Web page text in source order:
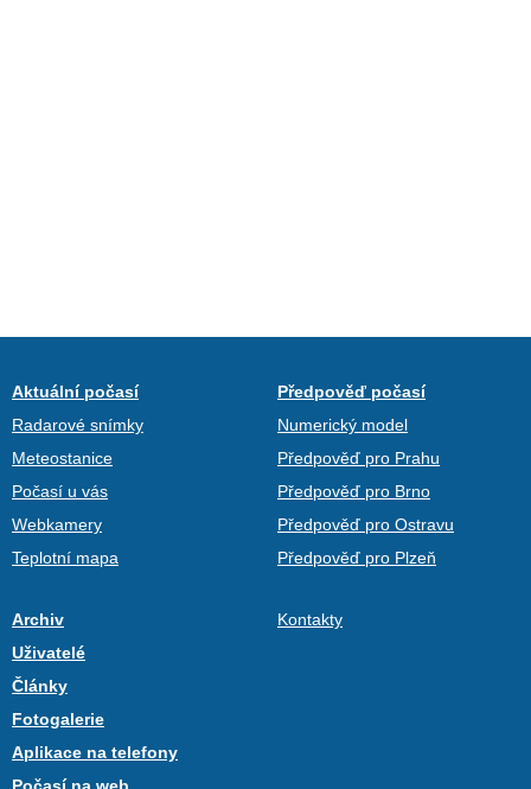
Aktuální počasí
Radarové snímky
Meteostanice
Počasí u vás
Webkamery
Teplotní mapa
Předpověď počasí
Numerický model
Předpověď pro Prahu
Předpověď pro Brno
Předpověď pro Ostravu
Předpověď pro Plzeň
Archiv
Uživatelé
Články
Fotogalerie
Aplikace na telefony
Kontakty